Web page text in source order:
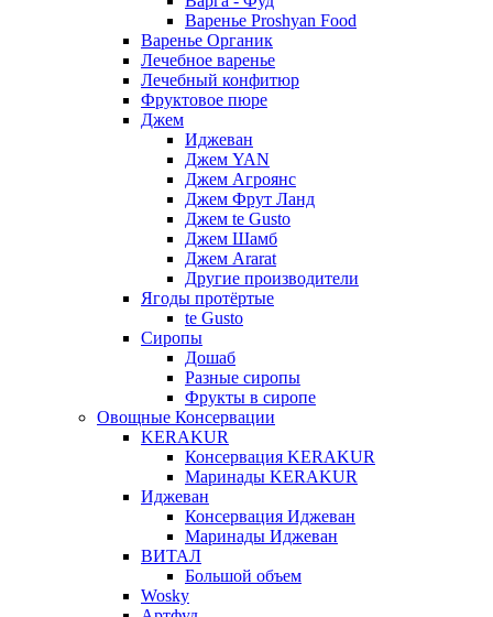
Варенье Proshyan Food
Варенье Органик
Лечебное варенье
Лечебный конфитюр
Фруктовое пюре
Джем
Иджеван
Джем YAN
Джем Агроянс
Джем Фрут Ланд
Джем te Gusto
Джем Шамб
Джем Ararat
Другие производители
Ягоды протёртые
te Gusto
Сиропы
Дошаб
Разные сиропы
Фрукты в сиропе
Овощные Консервации
KERAKUR
Консервация KERAKUR
Маринады KERAKUR
Иджеван
Консервация Иджеван
Маринады Иджеван
ВИТАЛ
Большой объем
Wosky